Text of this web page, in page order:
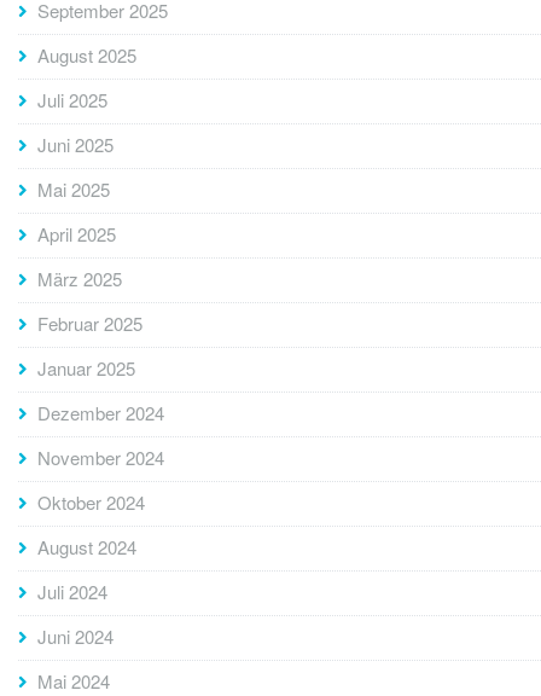
September 2025
August 2025
Juli 2025
Juni 2025
Mai 2025
April 2025
März 2025
Februar 2025
Januar 2025
Dezember 2024
November 2024
Oktober 2024
August 2024
Juli 2024
Juni 2024
Mai 2024